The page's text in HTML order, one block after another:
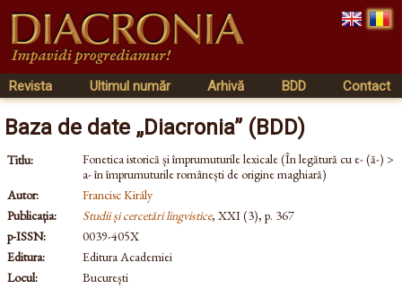
Revista Ultimul număr Arhivă BDD Contact
Baza de date „Diacronia” (BDD)
Titlu:
Fonetica istorică și împrumuturile lexicale (În legătură cu e- (ă-) >
a- în împrumuturile românești de origine maghiară)
Autor:
Francisc Király
Publicația:
Studii și cercetări lingvistice, XXI (3), p. 367
p-ISSN:
0039-405X
Editura:
Editura Academiei
Locul:
București